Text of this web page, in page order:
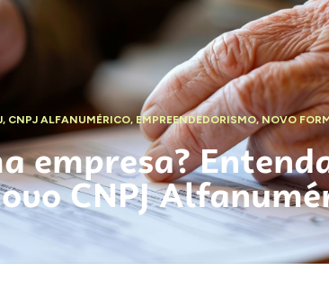
, CNPJ ALFANUMÉRICO, EMPREENDEDORISMO,NOVO
empresa?
CNPJ